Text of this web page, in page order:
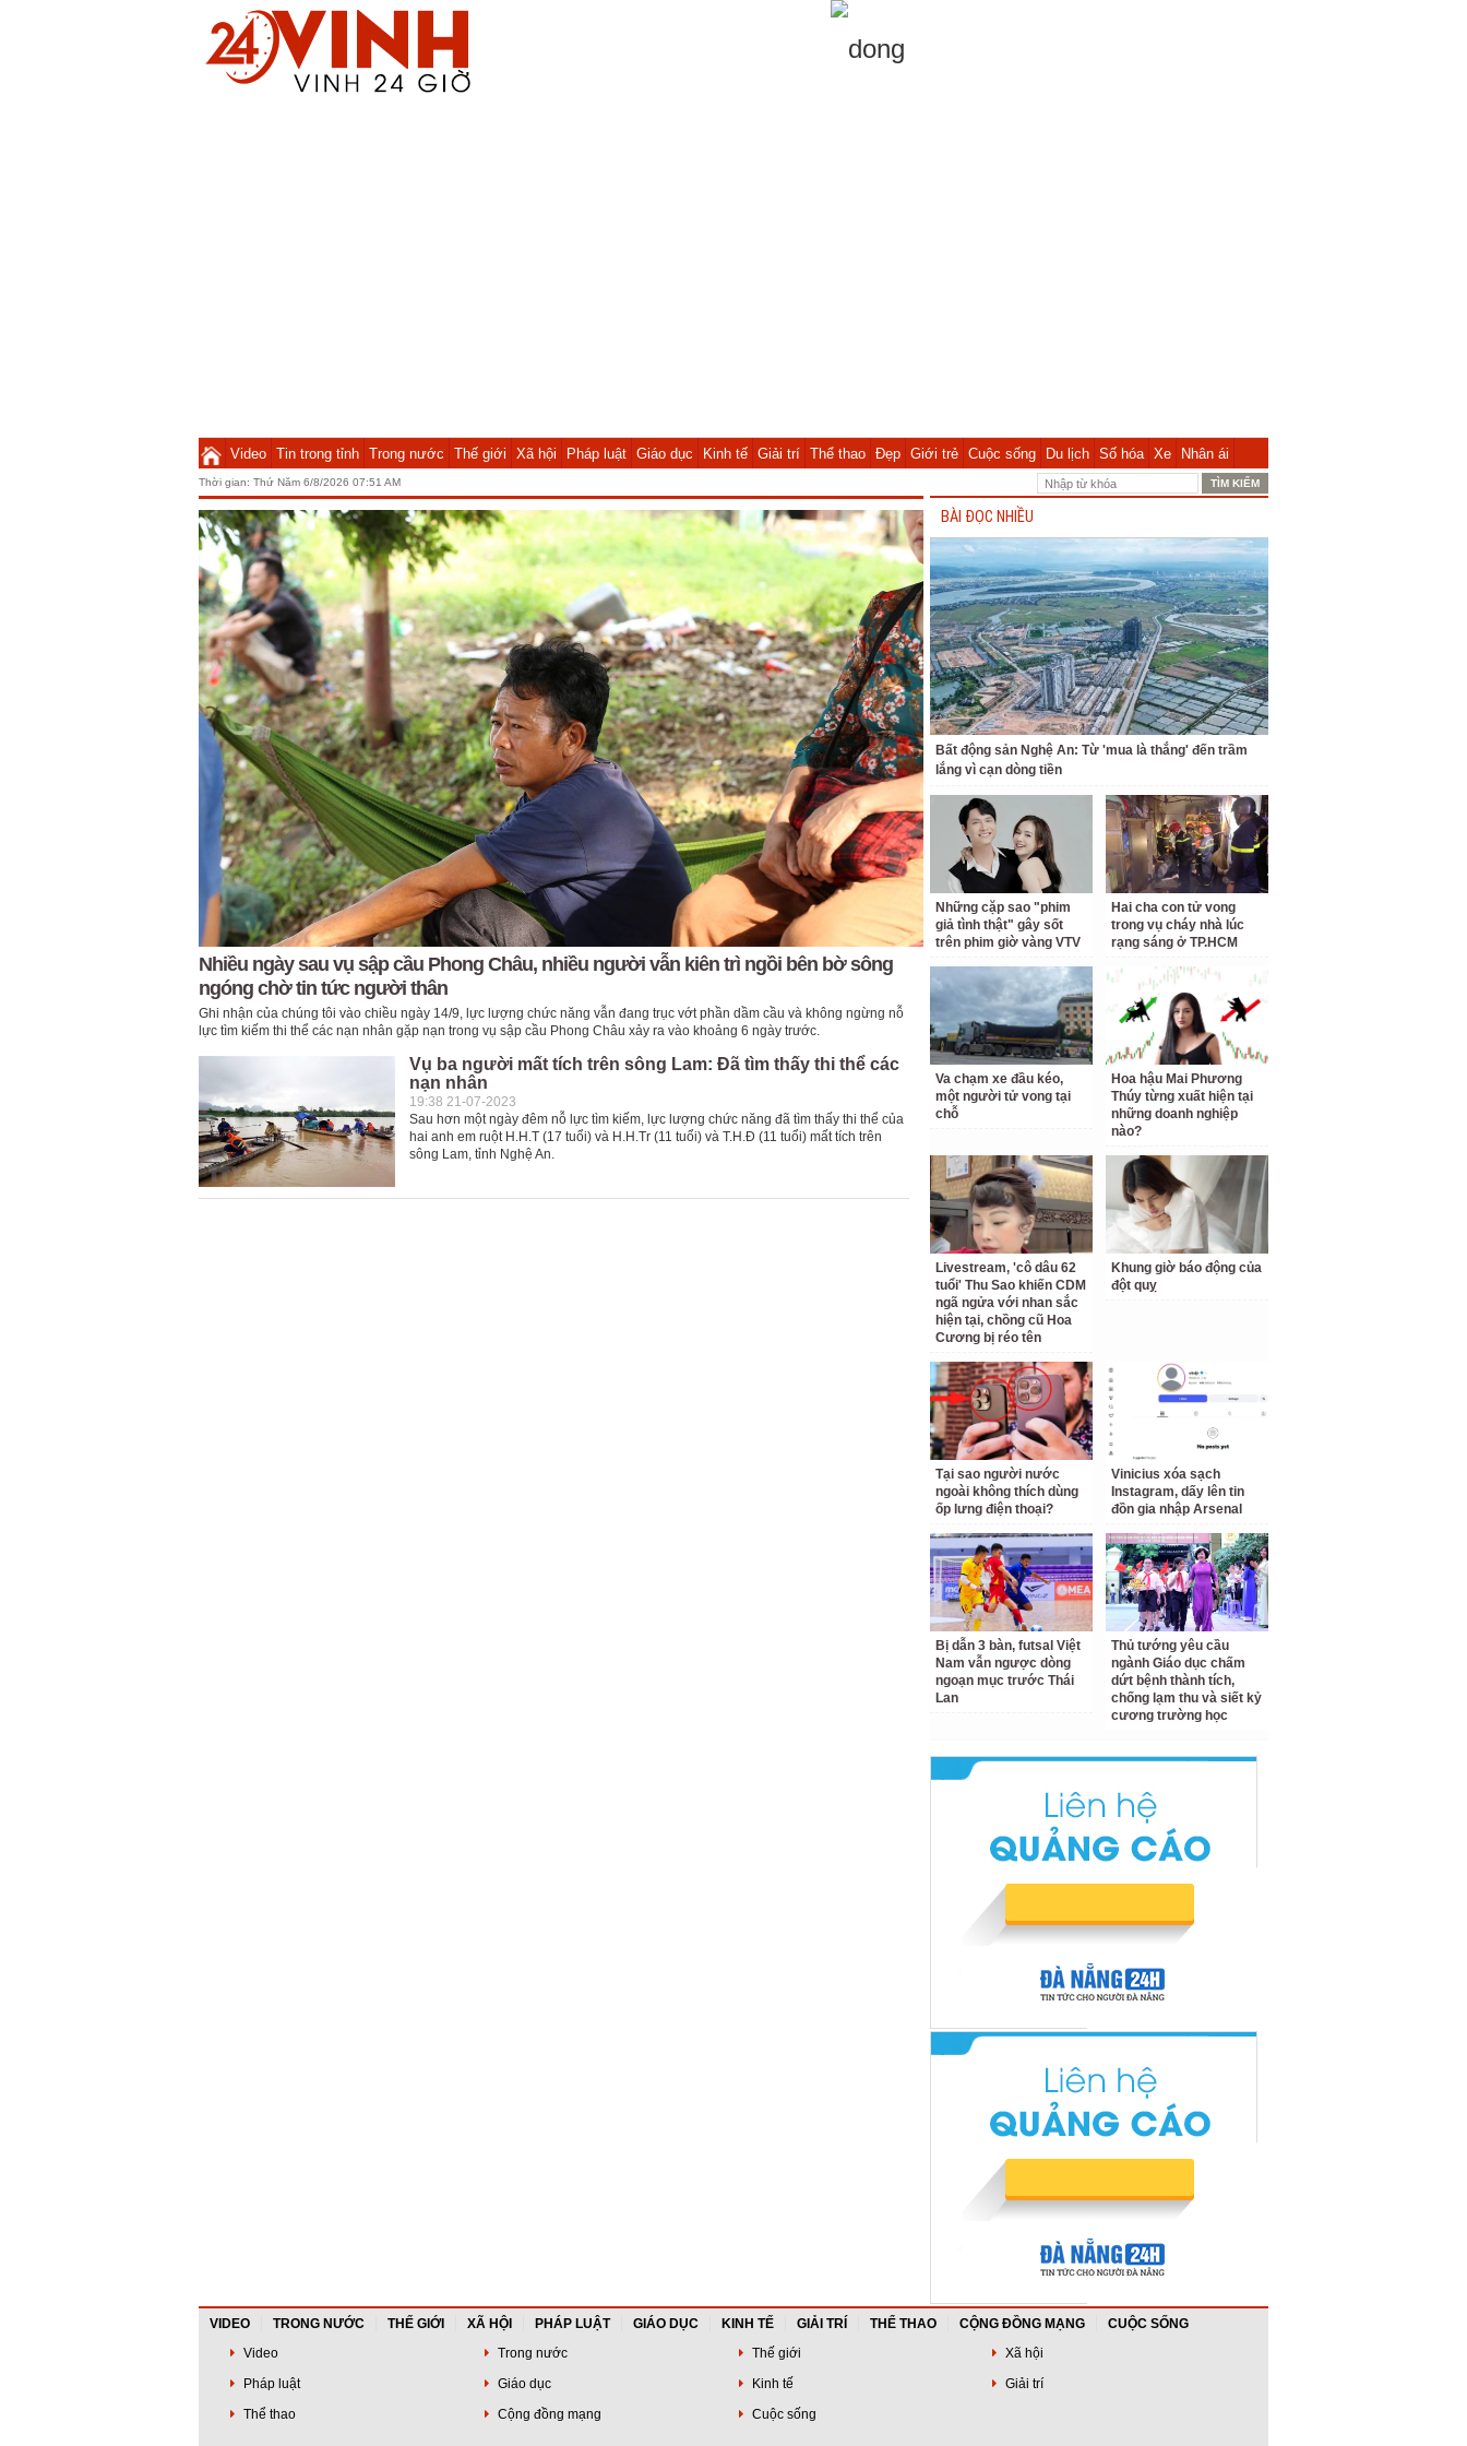
Video Tin trong tỉnh Trong nước Thế giới Xã hội Pháp luật Giáo dục Kinh tế Giải trí Thể thao Đẹp Giới trẻ Cuộc sống Du lịch Số hóa Xe Nhân ái
Thời gian: Thứ Năm 6/8/2026 07:51 AM
Nhiều ngày sau vụ sập cầu Phong Châu, nhiều người vẫn kiên trì ngồi bên bờ sông
ngóng chờ tin tức người thân
Ghi nhận của chúng tôi vào chiều ngày 14/9, lực lượng chức năng vẫn đang trục vớt phần dầm cầu và không ngừng nỗ
lực tìm kiếm thi thể các nạn nhân gặp nạn trong vụ sập cầu Phong Châu xảy ra vào khoảng 6 ngày trước.
Vụ ba người mất tích trên sông Lam: Đã tìm thấy thi thể các
nạn nhân
19:38 21-07-2023
Sau hơn một ngày đêm nỗ lực tìm kiếm, lực lượng chức năng đã tìm thấy thi thể của
hai anh em ruột H.H.T (17 tuổi) và H.H.Tr (11 tuổi) và T.H.Đ (11 tuổi) mất tích trên
sông Lam, tỉnh Nghệ An.
BÀI ĐỌC NHIỀU
Bất động sản Nghệ An: Từ 'mua là thắng' đến trầm
lắng vì cạn dòng tiền
Những cặp sao "phim
giả tình thật" gây sốt
trên phim giờ vàng VTV
Hai cha con tử vong
trong vụ cháy nhà lúc
rạng sáng ở TP.HCM
Va chạm xe đầu kéo,
một người tử vong tại
chỗ
Hoa hậu Mai Phương
Thúy từng xuất hiện tại
những doanh nghiệp
nào?
Livestream, 'cô dâu 62
tuổi' Thu Sao khiến CDM
ngã ngửa với nhan sắc
hiện tại, chồng cũ Hoa
Cương bị réo tên
Khung giờ báo động của
đột quỵ
Tại sao người nước
ngoài không thích dùng
ốp lưng điện thoại?
Vinicius xóa sạch
Instagram, dấy lên tin
đồn gia nhập Arsenal
Bị dẫn 3 bàn, futsal Việt
Nam vẫn ngược dòng
ngoạn mục trước Thái
Lan
Thủ tướng yêu cầu
ngành Giáo dục chấm
dứt bệnh thành tích,
chống lạm thu và siết kỷ
cương trường học
VIDEO TRONG NƯỚC THẾ GIỚI XÃ HỘI PHÁP LUẬT GIÁO DỤC KINH TẾ GIẢI TRÍ THỂ THAO CỘNG ĐỒNG MẠNG
CUỘC SỐNG
Video
Trong nước Thế giới
Xã hội
Pháp luật
Giáo dục Kinh tế
Giải trí
Thể thao
Cộng đồng mạng Cuộc sống